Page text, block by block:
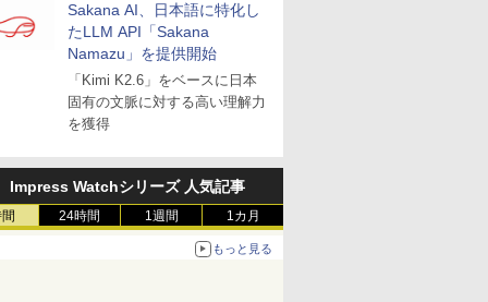
Sakana AI、日本語に特化し
たLLM API「Sakana
Namazu」を提供開始
「Kimi K2.6」をベースに日本
固有の文脈に対する高い理解力
を獲得
Impress Watchシリーズ 人気記事
24時間 1週間 1カ月
もっと見る